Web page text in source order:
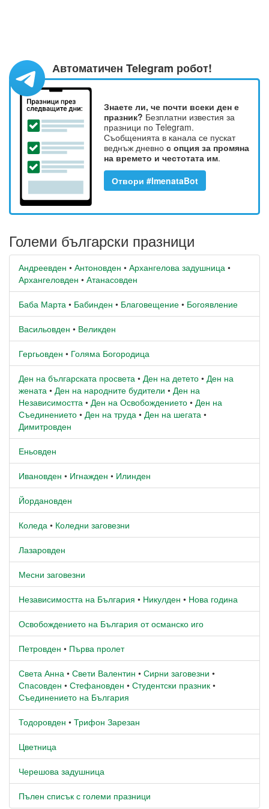
Автоматичен Telegram робот!
Знаете ли, че почти всеки ден е
празник? Безплатни известия за
празници по Telegram.
Съобщенията в канала се пускат
веднъж дневно с опция за промяна
на времето и честотата им.
Отвори #ImenataBot
Големи български празници
Андреевден • Антоновден • Архангелова задушница •
Архангеловден • Атанасовден
Баба Марта • Бабинден • Благовещение • Богоявление
Васильовден • Великден
Гергьовден • Голяма Богородица
Ден на българската просвета • Ден на детето • Ден на
жената • Ден на народните будители • Ден на
Независимостта • Ден на Освобождението • Ден на
Съединението • Ден на труда • Ден на шегата •
Димитровден
Еньовден
Ивановден • Игнажден • Илинден
Йордановден
Коледа • Коледни заговезни
Лазаровден
Месни заговезни
Независимостта на България • Никулден • Нова година
Освобождението на България от османско иго
Петровден • Първа пролет
Света Анна • Свети Валентин • Сирни заговезни •
Спасовден • Стефановден • Студентски празник •
Съединението на България
Тодоровден • Трифон Зарезан
Цветница
Черешова задушница
Пълен списък с големи празници